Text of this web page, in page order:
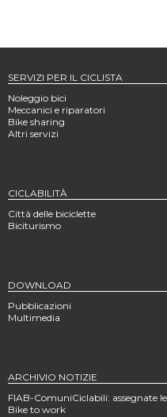
SERVIZI PER IL CICLISTA
Noleggio bici
Meccanici e riparatori
Bike sharing
Altri servizi
CICLABILITÀ
Città delle biciclette
Biciturismo
DOWNLOAD
Pubblicazioni
Multimedia
ARCHIVIO NOTIZIE
FIAB-ComuniCiclabili: assegnate
Bike to work